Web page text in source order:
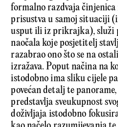
formalno razdvaja činjenica
prisustva u samoj situaciji
usput ili iz prikrajka), služi
naočala koje posjetitelj
razabrao ono što se na
izražava. Poput načina na
istodobno ima sliku cijele
povećan detalj te
predstavlja sveukupnost
doživljaja istodobno